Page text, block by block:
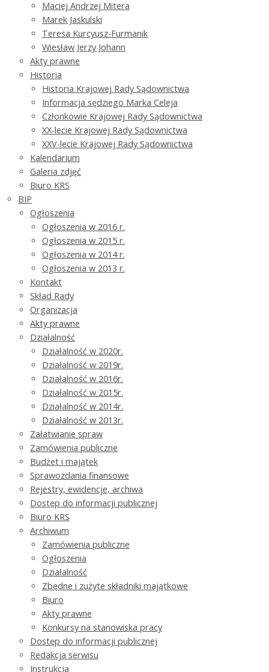
Maciej Andrzej Mitera
Marek Jaskulski
Teresa Kurcyusz-Furmanik
Wiesław Jerzy Johann
Akty prawne
Historia
Historia Krajowej Rady Sądownictwa
Informacja sędziego Marka Celeja
Członkowie Krajowej Rady Sądownictwa
XX-lecie Krajowej Rady Sądownictwa
XXV-lecie Krajowej Rady Sądownictwa
Kalendarium
Galeria zdjęć
Biuro KRS
BIP
Ogłoszenia
Ogłoszenia w 2016 r.
Ogłoszenia w 2015 r.
Ogłoszenia w 2014 r.
Ogłoszenia w 2013 r.
Kontakt
Skład Rady
Organizacja
Akty prawne
Działalność
Działalność w 2020r.
Działalność w 2019r.
Działalność w 2016r.
Działalność w 2015r.
Działalność w 2014r.
Działalność w 2013r.
Załatwianie spraw
Zamówienia publiczne
Budżet i majątek
Sprawozdania finansowe
Rejestry, ewidencje, archiwa
Dostęp do informacji publicznej
Biuro KRS
Archiwum
Zamówienia publiczne
Ogłoszenia
Działalność
Zbędne i zużyte składniki majątkowe
Biuro
Akty prawne
Konkursy na stanowiska pracy
Dostęp do informacji publicznej
Redakcja serwisu
Instrukcja